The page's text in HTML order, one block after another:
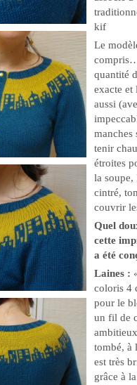
kif
Le
quantité
exacte et
aussi
manches
tenir
étroites
la
cintré,
couvrir
Quel
cette
a été
Laines :
coloris 4
pour le
un fil de
tombé, à
est très
grâce à